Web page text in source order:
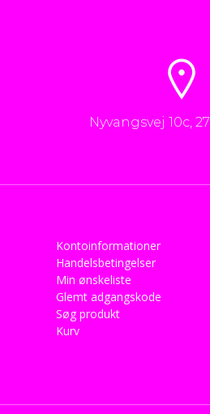
Nyvangsvej 10c,
Kontoinformationer
Handelsbetingelser
Min ønskeliste
Glemt adgangskode
Søg produkt
Kurv